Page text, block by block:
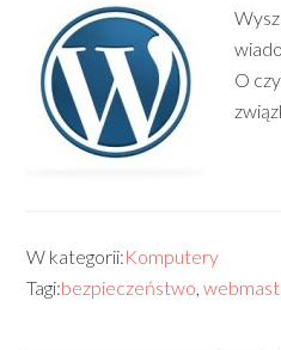
O
W kategorii:Komputery
Tagi:bezpieczeństwo,